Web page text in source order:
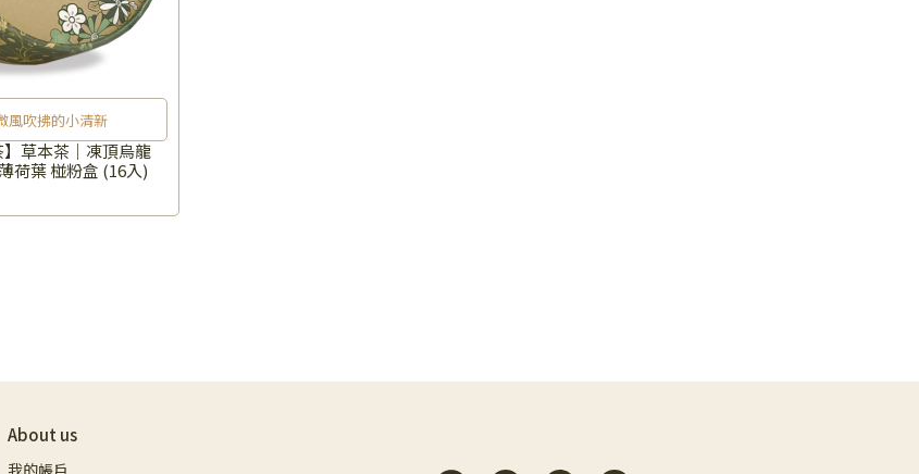
風吹拂的小清新
】草本茶｜凍頂烏龍
荷葉 椪粉盒 (16入)
About us